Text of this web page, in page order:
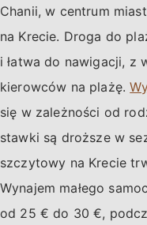
Chanii, w centrum
na Krecie. Droga do
i łatwa do nawigacji, z
kierowców na plażę.
się w zależności od
stawki są droższe w
szczytowy na Krecie
Wynajem małego
od 25 € do 30 €,